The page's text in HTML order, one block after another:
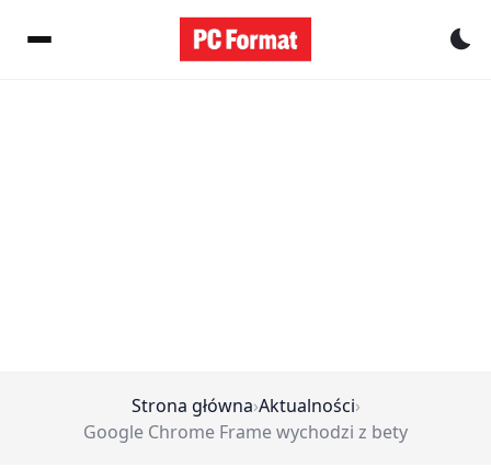
Strona główna›Aktualności›
Google Chrome Frame wychodzi z bety